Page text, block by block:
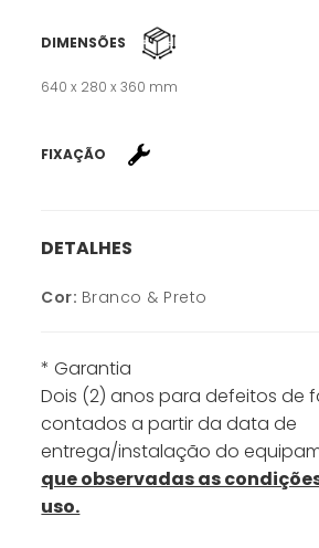
DIMENSÕES
640 x 280 x 360 mm
FIXAÇÃO
DETALHES
Cor: Branco & Preto
* Garantia
Dois (2) anos para defeitos de
contados a partir da data de
entrega/instalação do
que observadas as
uso.